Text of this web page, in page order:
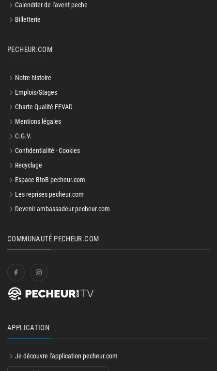
Calendrier de l'avent peche
Billetterie
PECHEUR.COM
Notre histoire
Emplois/Stages
Charte Qualité FEVAD
Mentions légales
C.G.V.
Confidentialité - Cookies
Recyclage
Espace BtoB pecheur.com
Les reprises pecheur.com
Devenir ambassadeur pecheur.com
COMMUNAUTÉ PECHEUR.COM
APPLICATION
Je découvre l'application pecheur.com